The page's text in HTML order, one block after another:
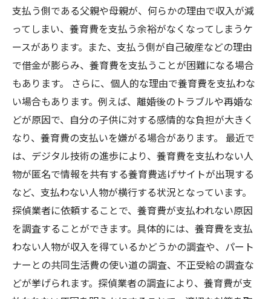
支払う側である父親や母親が、何らかの理由で収入が減
ってしまい、養育費を支払う余裕がなくなってしまうケ
ースがあります。また、支払う側が自己破産などの理由
で借金が膨らみ、養育費を支払うことが困難になる場合
もあります。 さらに、個人的な理由で養育費を支払わな
い場合もあります。例えば、離婚後のトラブルや再婚な
どが原因で、自分の子供に対する感情的な負担が大きく
なり、養育費の支払いを嫌がる場合があります。 最近で
は、デジタル技術の進歩により、養育費を支払わない人
物が匿名で情報を共有する養育費逃げサイトが出現する
など、支払わない人物が横行する状況となっています。
探偵業者に依頼することで、養育費が支払われない原因
を調査することができます。具体的には、養育費を支払
わない人物が収入を得ているかどうかの調査や、パート
ナーとの共同生活費の使い道の調査、不正受給の調査な
どが挙げられます。探偵業者の調査により、養育費が支